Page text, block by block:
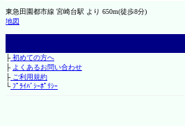
東急田園都市線 宮崎台駅 より 650m(徒歩8分)
地図
├初めての方へ
├ よくあるお問い合わせ
├ご利用規約
└ﾌﾟﾗｲﾊﾞｼｰﾎﾟﾘｼｰ